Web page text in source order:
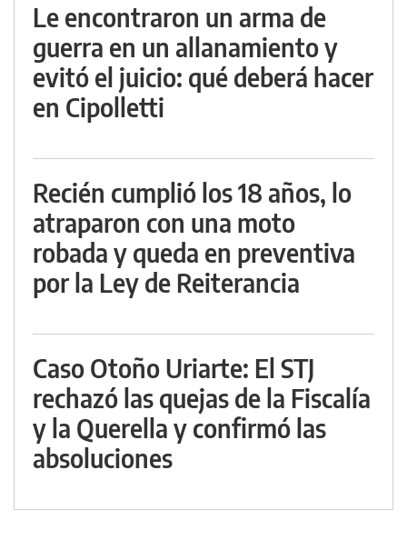
Le encontraron un arma de
guerra en un allanamiento y
evitó el juicio: qué deberá hacer
en Cipolletti
Recién cumplió los 18 años, lo
atraparon con una moto
robada y queda en preventiva
por la Ley de Reiterancia
Caso Otoño Uriarte: El STJ
rechazó las quejas de la Fiscalía
y la Querella y confirmó las
absoluciones